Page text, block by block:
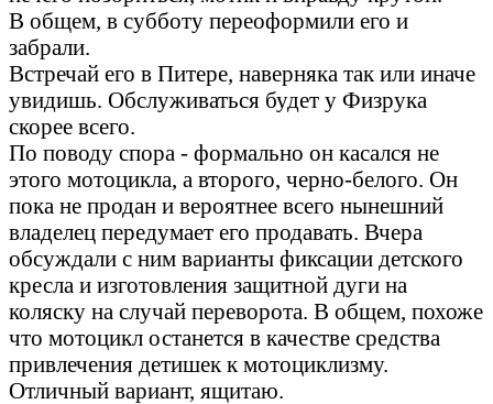
В общем, в субботу переоформили его и
забрали.
Встречай его в Питере, наверняка так или иначе
увидишь. Обслуживаться будет у Физрука
скорее всего.
По поводу спора - формально он касался не
этого мотоцикла, а второго, черно-белого. Он
пока не продан и вероятнее всего нынешний
владелец передумает его продавать. Вчера
обсуждали с ним варианты фиксации детского
кресла и изготовления защитной дуги на
коляску на случай переворота. В общем, похоже
что мотоцикл останется в качестве средства
привлечения детишек к мотоциклизму.
Отличный вариант, ящитаю.